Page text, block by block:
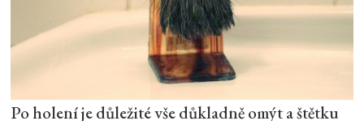
Po holení je důležité vše důkladně omýt a štětku